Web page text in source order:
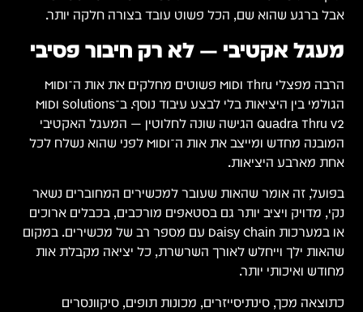
אבל ברגע שהוא שם, הכל פשוט עובד בצורה חלקה יותר.
מעגל אקטיבי — לא רק חיבור פסיבי
הרבה מפצלי ‎MIDI Thru‎ פשוטים מחלקים את אות ה־MIDI
הגולמי בין היציאות בלי לבצע עיבוד נוסף. ב־MIDI Solutions
Quadra Thru v2 הגישה שונה לחלוטין — המעגל האקטיבי
המובנה מחדש ומייצב את אות ה־MIDI לפני שהוא נשלח לכל
אחת מארבע היציאות.
בפועל, זה אומר שהאות שעובר למכשירים המחוברים נשאר
נקי, מדויק ויציב יותר גם בסטאפים מורכבים, בכבלים ארוכים
או במערכות ‎Daisy Chain‎ עם מספר רב של מכשירים. במקום
שהאות ילך וייחלש לאורך השרשרת, כל יציאה מקבלת אות
מחודש ואיכותי יותר.
כתוצאה מכך, סינתיסייזרים, מכונות תופים, סיקוונסרים